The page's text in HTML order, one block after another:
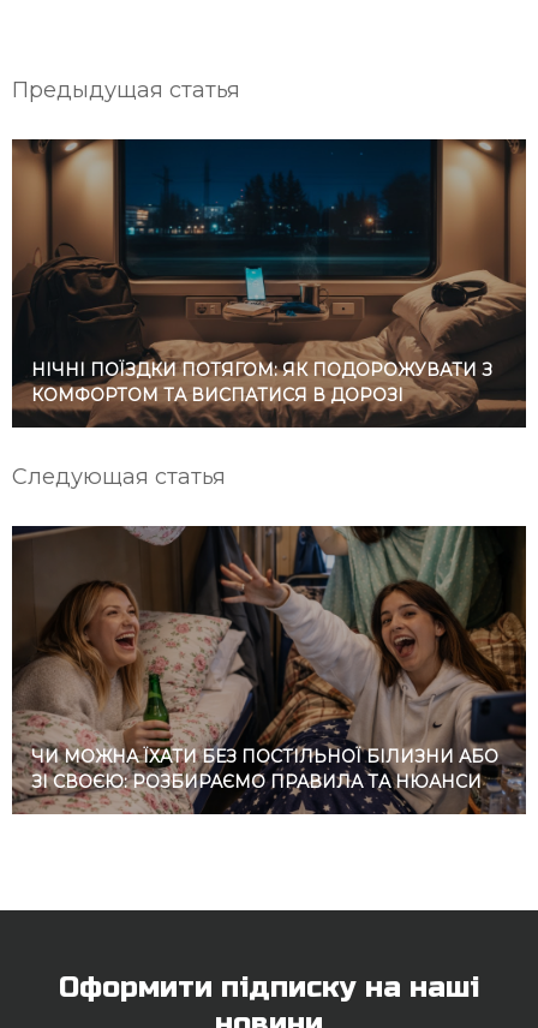
Предыдущая статья
НІЧНІ ПОЇЗДКИ ПОТЯГОМ: ЯК ПОДОРОЖУВАТИ З
КОМФОРТОМ ТА ВИСПАТИСЯ В ДОРОЗІ
Следующая статья
ЧИ МОЖНА ЇХАТИ БЕЗ ПОСТІЛЬНОЇ БІЛИЗНИ АБО
ЗІ СВОЄЮ: РОЗБИРАЄМО ПРАВИЛА ТА НЮАНСИ
Оформити підписку на наші